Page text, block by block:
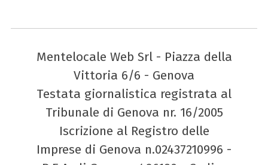
Mentelocale Web Srl - Piazza della
Vittoria 6/6 - Genova
Testata giornalistica registrata al
Tribunale di Genova nr. 16/2005
Iscrizione al Registro delle
Imprese di Genova n.02437210996 -